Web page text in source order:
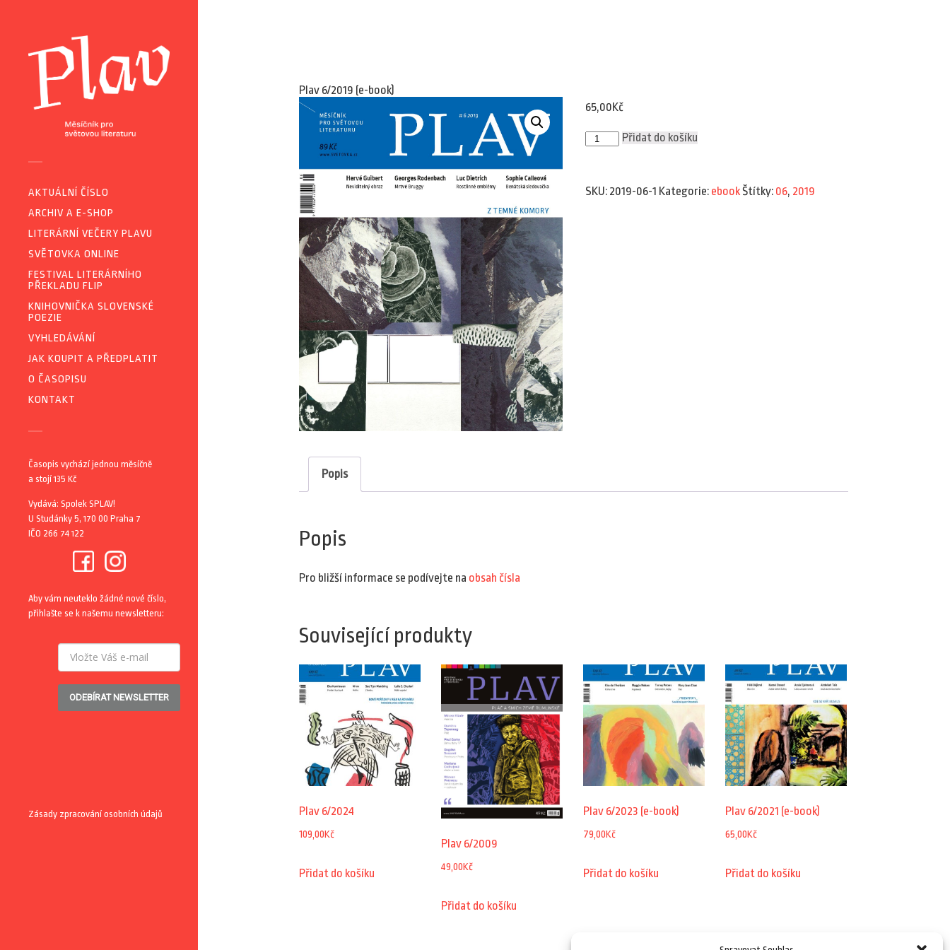
AKTUÁLNÍ ČÍSLO
ARCHIV A E-SHOP
LITERÁRNÍ VEČERY PLAVU
SVĚTOVKA ONLINE
FESTIVAL LITERÁRNÍHO
PŘEKLADU FLIP
KNIHOVNIČKA SLOVENSKÉ
POEZIE
VYHLEDÁVÁNÍ
JAK KOUPIT A PŘEDPLATIT
O ČASOPISU
KONTAKT
Časopis vychází jednou měsíčně
a stojí 135 Kč
Vydává: Spolek SPLAV!
U Studánky 5, 170 00 Praha 7
IČO 266 74 122
Aby vám neuteklo žádné nové číslo,
přihlašte se k našemu newsletteru:
ODEBÍRAT NEWSLETTER
Zásady zpracování osobních údajů
Plav 6/2019 (e-book)
65,00Kč
Plav
6/2019
Přidat do košíku
SKU: 2019-06-1 Kategorie: ebookŠtítky: 06, 2019
Popis
Popis
Pro bližší informace se podívejte na obsah čísla
Související produkty
Plav 6/2024
109,00Kč
Přidat do košíku
Plav 6/2009
49,00Kč
Přidat do košíku
Plav 6/2023 (e-book)
79,00Kč
Přidat do košíku
Plav 6/2021 (e-book)
65,00Kč
Přidat do košíku